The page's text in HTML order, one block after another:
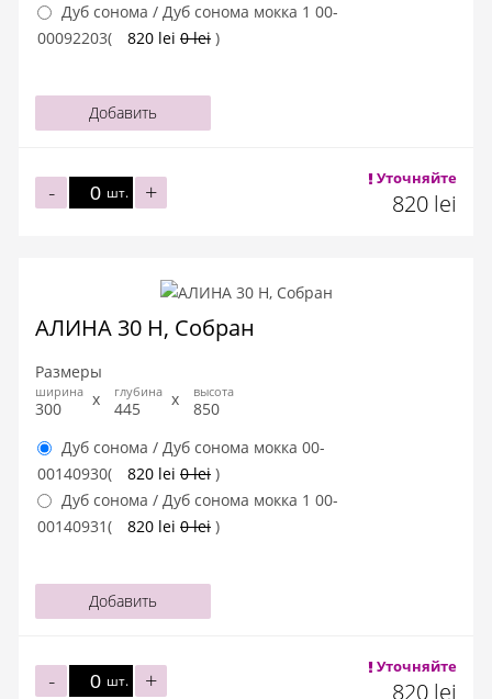
Дуб сонома / Дуб сонома мокка 1 00-
00092203( 820 lei 0 lei )
Добавить
шт. +
- Уточняйте
820 lei
АЛИНА 30 Н, Собран
Размеры
ширина
300
глубина
445
высота
850
Дуб сонома / Дуб сонома мокка 00-
00140930( 820 lei 0 lei )
Дуб сонома / Дуб сонома мокка 1 00-
00140931( 820 lei 0 lei )
Добавить
шт. +
- Уточняйте
820 lei